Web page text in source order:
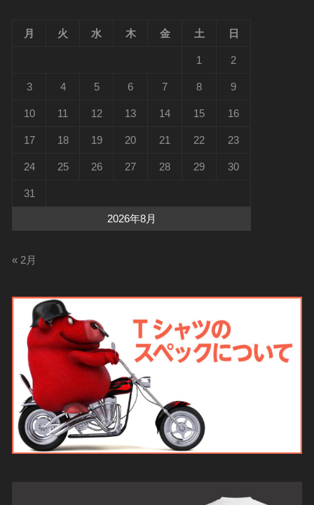
2026年8月
月 火 水 木 金 土 日
1 2
3 4 5 6 7 8 9
10 11 12 13 14 15 16
17 18 19 20 21 22 23
24 25 26 27 28 29 30
31
« 2月